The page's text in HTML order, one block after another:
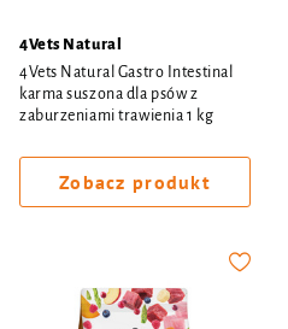
4Vets Natural
4Vets Natural Gastro Intestinal
karma suszona dla psów z
zaburzeniami trawienia 1 kg
Zobacz produkt